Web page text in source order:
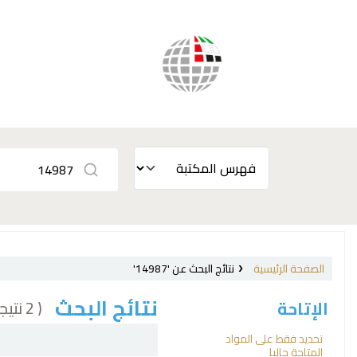
الصفحة الرئيسية نتائج البحث عن '14987'
الإتاحة
تحديد فقط على المواد
المتاحة حاليا
نتائج البحث ( 2 نتيجة)